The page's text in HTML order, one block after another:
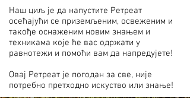
Наш циљ је да напустите Ретреат
осећајући се приземљеним, освеженим и
такође оснаженим новим знањем и
техникама које ће вас одржати у
равнотежи и помоћи вам да напредујете!
Овај Ретреат је погодан за све, није
потребно претходно искуство или знање!